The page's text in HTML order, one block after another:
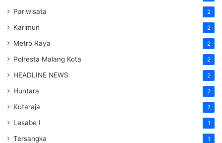
Pariwisata 2
Karimun 2
Metro Raya 2
Polresta Malang Kota 2
HEADLINE NEWS 2
Huntara 2
Kutaraja 2
Lesabe I 1
Tersangka 1